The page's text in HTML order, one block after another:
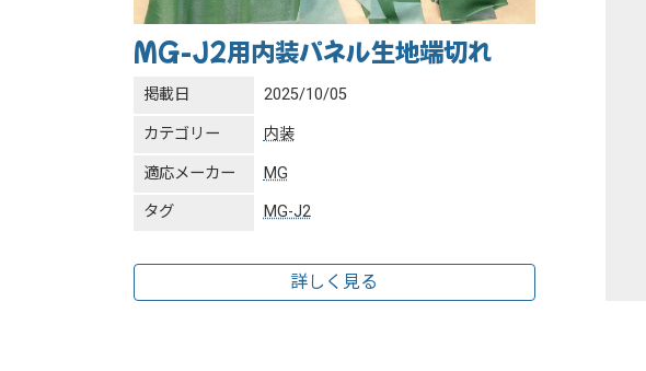
MG-J2用内装パネル生地端切れ
掲載日 2025/10/05
カテゴリー 内装
適応メーカー MG
タグ MG-J2
詳しく見る